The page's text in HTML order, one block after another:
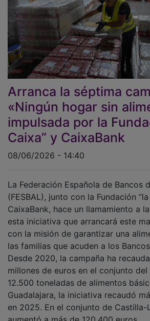
Arranca la séptima
«Ningún hogar sin
impulsada por la
Caixa” y CaixaBank
08/06/2026 - 14:40
(FESBAL), junto con la Fundación
CaixaBank, hace un llamamiento a
esta iniciativa que arrancará este
con la misión de garantizar una
las familias que acuden a los
Desde 2020, la campaña ha
millones de euros en el conjunto del
12.500 toneladas de alimentos
Guadalajara, la iniciativa recaudó
en 2025. En el conjunto de Castilla-
aumentó a más de 120.400 euros.